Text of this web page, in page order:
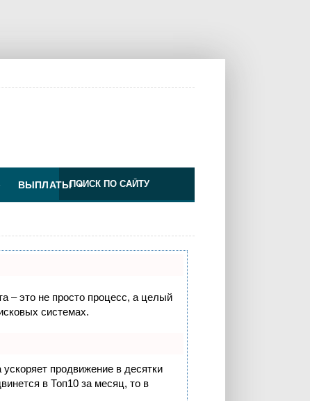
ВЫПЛАТЫ»
– это не просто процесс, а целый
системах.
ускоряет продвижение в десятки
в Топ10 за месяц, то в